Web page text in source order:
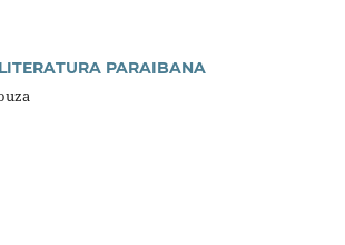
PARAIBANA